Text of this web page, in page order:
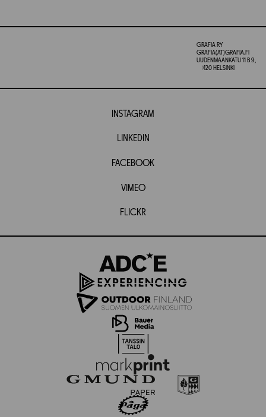
GRAFIA RY
GRAFIA(AT)GRAFIA.FI
UUDENMAANKATU 11 B 9,
00120 HELSINKI
INSTAGRAM
LINKEDIN
FACEBOOK
VIMEO
FLICKR